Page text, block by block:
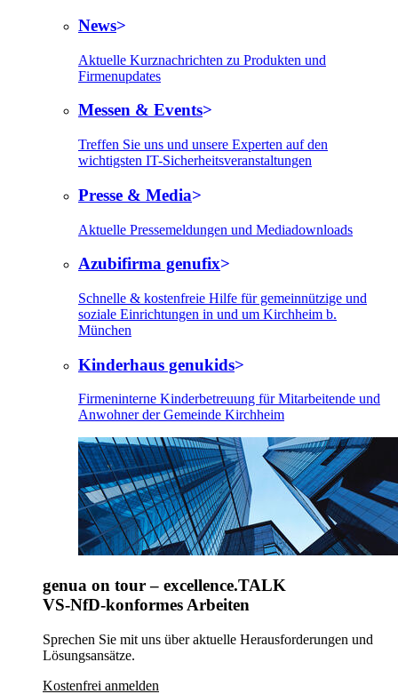
News
Aktuelle Kurznachrichten zu Produkten und
Firmenupdates
Messen & Events
Treffen Sie uns und unsere Experten auf den
wichtigsten IT-Sicherheitsveranstaltungen
Presse & Media
Aktuelle Pressemeldungen und Mediadownloads
Azubifirma genufix
Schnelle & kostenfreie Hilfe für gemeinnützige und
soziale Einrichtungen in und um Kirchheim b.
München
Kinderhaus genukids
Firmeninterne Kinderbetreuung für Mitarbeitende und
Anwohner der Gemeinde Kirchheim
genua on tour – excellence.TALK
VS-NfD-konformes Arbeiten
Sprechen Sie mit uns über aktuelle Herausforderungen und
Lösungsansätze.
Kostenfrei anmelden